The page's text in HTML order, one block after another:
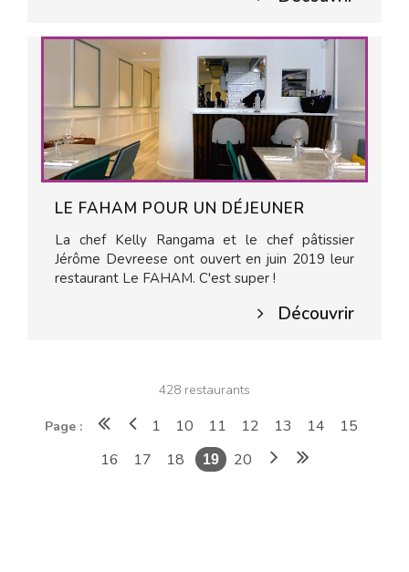
LE FAHAM POUR UN DÉJEUNER
La chef Kelly Rangama et le chef pâtissier
Jérôme Devreese ont ouvert en juin 2019 leur
restaurant Le FAHAM. C'est super !
Découvrir
428 restaurants
Page : 1 10 11 12 13 14
15
16
17 18 19 20